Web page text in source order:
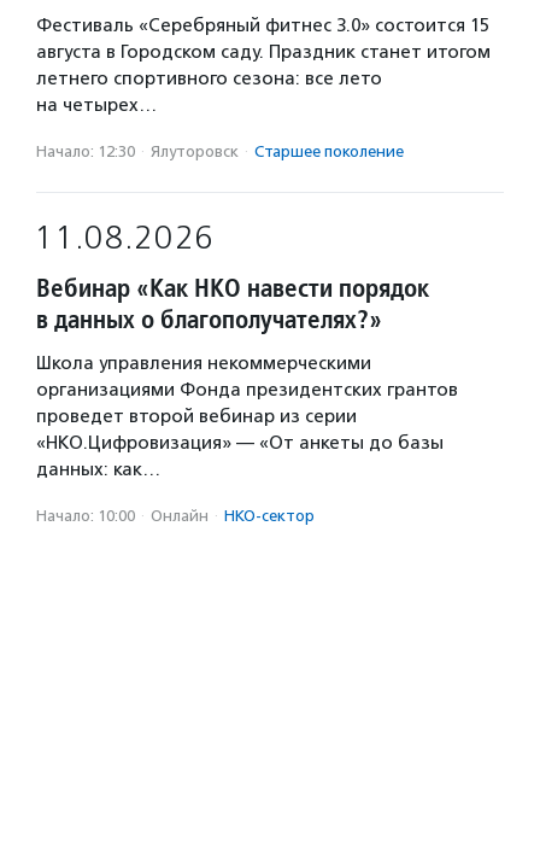
Фестиваль «Серебряный фитнес 3.0» состоится 15
августа в Городском саду. Праздник станет итогом
летнего спортивного сезона: все лето
на четырех…
Начало: 12:30 · Ялуторовск · Старшее поколение
11.08.2026
Вебинар «Как НКО навести порядок
в данных о благополучателях?»
Школа управления некоммерческими
организациями Фонда президентских грантов
проведет второй вебинар из серии
«НКО.Цифровизация» — «От анкеты до базы
данных: как…
Начало: 10:00 · Онлайн · НКО-сектор